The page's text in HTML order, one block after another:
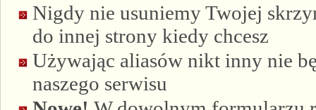
Nigdy nie usuniemy Twojej
do innej strony kiedy chcesz
Używając aliasów nikt inny nie
naszego serwisu